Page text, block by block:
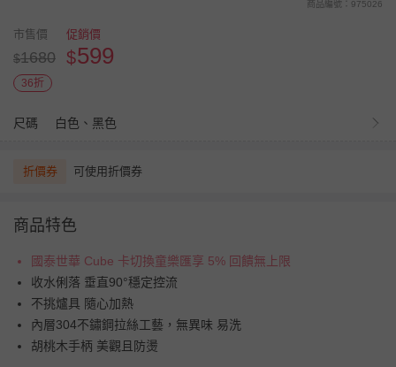
商品編號：975026
市售價
$1680
促銷價
$599
36折
尺碼 白色、黑色
折價券 可使用折價券
商品特色
國泰世華 Cube 卡切換童樂匯享 5% 回饋無上限
收水俐落 垂直90°穩定控流
不挑爐具 隨心加熱
內層304不鏽鋼拉絲工藝，無異味 易洗
胡桃木手柄 美觀且防燙